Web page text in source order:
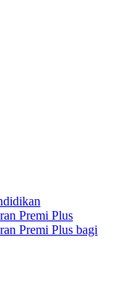
Premi Plus
Premi Plus bagi